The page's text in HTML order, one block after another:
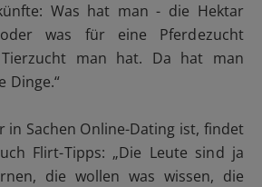
Was hat man - die Hektar
was für eine Pferdezucht
Tierzucht man hat. Da hat man
Dinge.“
in Sachen Online-Dating ist, findet
Flirt-Tipps: „Die Leute sind ja
die wollen was wissen, die